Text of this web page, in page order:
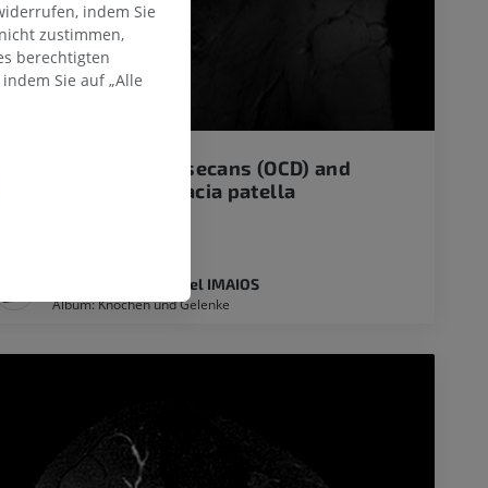
Osteochondritis dissecans (OCD) and
Grade I chondromalacia patella
Clinical Case Channel IMAIOS
Album: Knochen und Gelenke
indem Sie
zustimmen,
berechtigten
Sie auf „Alle